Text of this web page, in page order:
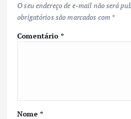
O seu endereço de e-mail não será
obrigatórios são marcados com *
Comentário *
Nome *